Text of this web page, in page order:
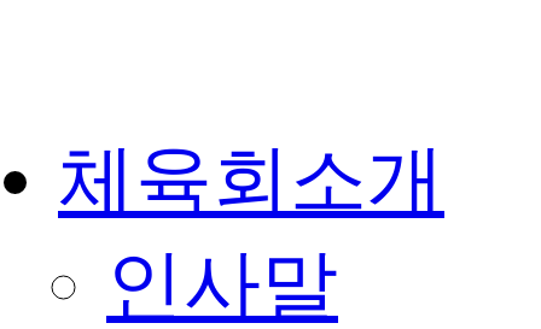
체육회소개
인사말